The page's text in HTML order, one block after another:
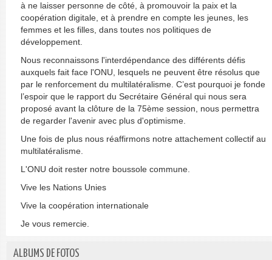
à ne laisser personne de côté, à promouvoir la paix et la
coopération digitale, et à prendre en compte les jeunes, les
femmes et les filles, dans toutes nos politiques de
développement.
Nous reconnaissons l'interdépendance des différents défis
auxquels fait face l'ONU, lesquels ne peuvent être résolus que
par le renforcement du multilatéralisme. C’est pourquoi je fonde
l’espoir que le rapport du Secrétaire Général qui nous sera
proposé avant la clôture de la 75ème session, nous permettra
de regarder l'avenir avec plus d'optimisme.
Une fois de plus nous réaffirmons notre attachement collectif au
multilatéralisme.
L'ONU doit rester notre boussole commune.
Vive les Nations Unies
Vive la coopération internationale
Je vous remercie.
ALBUMS DE FOTOS